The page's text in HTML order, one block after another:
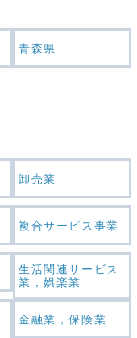
青森県
卸売業
複合サービス事業
生活関連サービス
業，娯楽業
金融業，保険業